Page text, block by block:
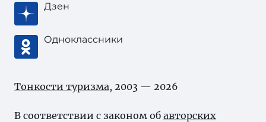
Дзен
Одноклассники
Тонкости туризма, 2003 — 2026
В соответствии с законом об авторских